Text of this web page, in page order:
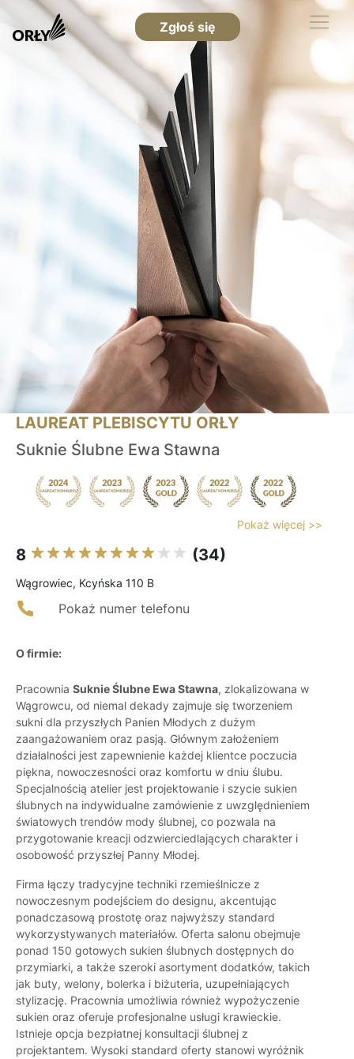
Zgłoś się
LAUREAT PLEBISCYTU ORŁY
Suknie Ślubne Ewa Stawna
Pokaż więcej >>
8 (34)
Wągrowiec, Kcyńska 110 B
Pokaż numer telefonu
O firmie:
Pracownia Suknie Ślubne Ewa Stawna, zlokalizowana w
Wągrowcu, od niemal dekady zajmuje się tworzeniem
sukni dla przyszłych Panien Młodych z dużym
zaangażowaniem oraz pasją. Głównym założeniem
działalności jest zapewnienie każdej klientce poczucia
piękna, nowoczesności oraz komfortu w dniu ślubu.
Specjalnością atelier jest projektowanie i szycie sukien
ślubnych na indywidualne zamówienie z uwzględnieniem
światowych trendów mody ślubnej, co pozwala na
przygotowanie kreacji odzwierciedlających charakter i
osobowość przyszłej Panny Młodej.
Firma łączy tradycyjne techniki rzemieślnicze z
nowoczesnym podejściem do designu, akcentując
ponadczasową prostotę oraz najwyższy standard
wykorzystywanych materiałów. Oferta salonu obejmuje
ponad 150 gotowych sukien ślubnych dostępnych do
przymiarki, a także szeroki asortyment dodatków, takich
jak buty, welony, bolerka i biżuteria, uzupełniających
stylizację. Pracownia umożliwia również wypożyczenie
sukien oraz oferuje profesjonalne usługi krawieckie.
Istnieje opcja bezpłatnej konsultacji ślubnej z
projektantem. Wysoki standard oferty stanowi wyróżnik